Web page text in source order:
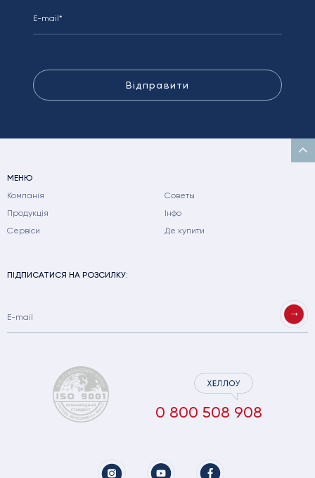
Відправити
МЕНЮ
Компанія
Продукція
Сервіси
Советы
Інфо
Де купити
ПІДПИСАТИСЯ НА РОЗСИЛКУ:
0 800 508 908